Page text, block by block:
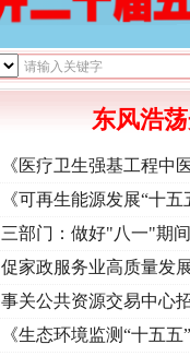
东风浩
《医疗卫生强基工程中
《可再生能源发展“十
三部门：做好"八一"期
促家政服务业高质量发
事关公共资源交易中心
《生态环境监测“十五